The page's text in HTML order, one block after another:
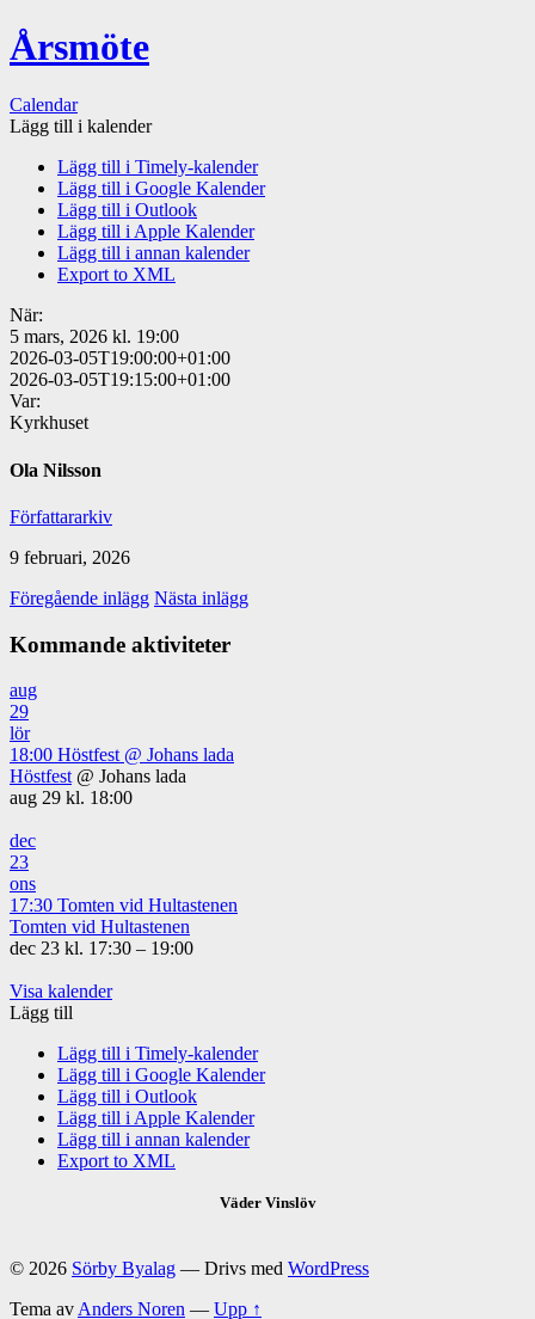
Årsmöte
Calendar
Lägg till i kalender
Lägg till i Timely-kalender
Lägg till i Google Kalender
Lägg till i Outlook
Lägg till i Apple Kalender
Lägg till i annan kalender
Export to XML
När:
5 mars, 2026 kl. 19:00
2026-03-05T19:00:00+01:00
2026-03-05T19:15:00+01:00
Var:
Kyrkhuset
Ola Nilsson
Författararkiv
9 februari, 2026
Föregående inlägg Nästa inlägg
Kommande aktiviteter
aug
29
lör
18:00 Höstfest @ Johans lada
Höstfest @ Johans lada
aug 29 kl. 18:00
dec
23
ons
17:30 Tomten vid Hultastenen
Tomten vid Hultastenen
dec 23 kl. 17:30 – 19:00
Visa kalender
Lägg till
Lägg till i Timely-kalender
Lägg till i Google Kalender
Lägg till i Outlook
Lägg till i Apple Kalender
Lägg till i annan kalender
Export to XML
Väder Vinslöv
© 2026 Sörby Byalag — Drivs med WordPress
Tema av Anders Noren — Upp ↑